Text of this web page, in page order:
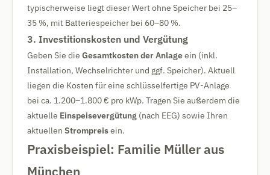
typischerweise liegt dieser Wert ohne Speicher bei 25–
35 %, mit Batteriespeicher bei 60–80 %.
3. Investitionskosten und Vergütung
Geben Sie die Gesamtkosten der Anlageein (inkl.
Installation, Wechselrichter und ggf. Speicher). Aktuell
liegen die Kosten für eine schlüsselfertige PV-Anlage
bei ca. 1.200–1.800 € pro kWp. Tragen Sie außerdem die
aktuelle Einspeisevergütung (nach EEG) sowie Ihren
aktuellen Strompreisein.
Praxisbeispiel: Familie Müller aus
München